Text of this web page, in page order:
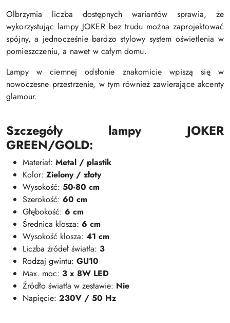
Olbrzymia liczba dostępnych wariantów sprawia, że
wykorzystując lampy JOKER bez trudu można zaprojektować
spójny, a jednocześnie bardzo stylowy system oświetlenia w
pomieszczeniu, a nawet w całym domu.
Lampy w ciemnej odsłonie znakomicie wpiszą się w
nowoczesne przestrzenie, w tym również zawierające akcenty
glamour.
Szczegóły lampy JOKER
GREEN/GOLD:
Materiał: Metal / plastik
Kolor: Zielony/ złoty
Wysokość: 50-80 cm
Szerokość: 60 cm
Głębokość: 6 cm
Średnica klosza: 6 cm
Wysokość klosza: 41 cm
Liczba źródeł światła: 3
Rodzaj gwintu: GU10
Max. moc: 3 x 8W LED
Źródło światła w zestawie: Nie
Napięcie: 230V / 50 Hz